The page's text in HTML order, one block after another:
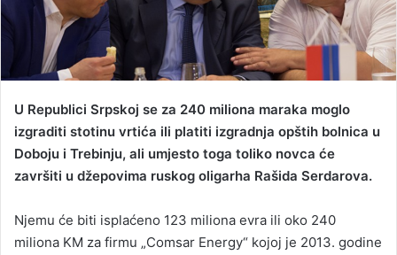
U Republici Srpskoj se za 240 miliona maraka moglo
izgraditi stotinu vrtića ili platiti izgradnja opštih bolnica u
Doboju i Trebinju, ali umjesto toga toliko novca će
završiti u džepovima ruskog oligarha Rašida Serdarova.
Njemu će biti isplaćeno 123 miliona evra ili oko 240
miliona KM za firmu „Comsar Energy“ kojoj je 2013. godine